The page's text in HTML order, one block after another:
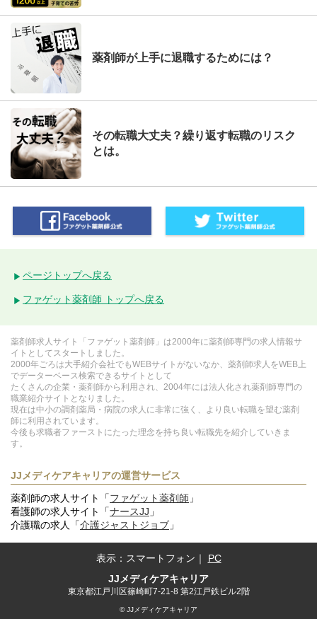
薬剤師が上手に退職するためには？
その転職大丈夫？繰り返す転職のリスク
とは。
ページトップへ戻る
ファゲット薬剤師 トップへ戻る
薬剤師求人サイト「ファゲット薬剤師」は2000年に薬剤師専門の求人情報サ
イトとしてスタートしました。
2000年ごろは大手紹介会社でもWEBサイトがないなか、薬剤師求人をWEB上
でデーターベース検索できるサイトとして
たくさんの企業・薬剤師から利用され、2004年には法人化され薬剤師専門の
職業紹介サイトとなりました。
現在は中小の調剤薬局・病院の求人に非常に強く、より良い転職を望む薬剤
師に利用されています。
今後も求職者ファーストにたった理念を持ち良い転職先を紹介していきま
す。
JJメディケアキャリアの運営サービス
薬剤師の求人サイト「ファゲット薬剤師 」
看護師の求人サイト「ナースJJ 」
介護職の求人「介護ジャストジョブ 」
表示： スマートフォン ｜ PC
JJメディケアキャリア
東京都江戸川区篠崎町7-21-8 第2江戸鉄ビル2階
© JJメディケアキャリア